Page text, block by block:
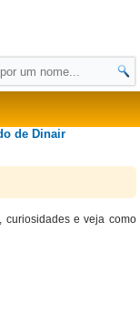
de Dinair
curiosidades e veja como